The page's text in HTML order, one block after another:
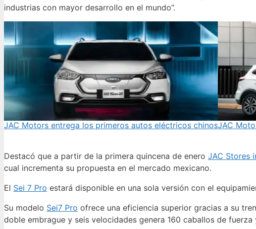
industrias con mayor desarrollo en el mundo”.
JAC Motors entrega los primeros autos eléctricos chinosJAC
Destacó que a partir de la primera quincena de enero JAC Stores
cual incrementa su propuesta en el mercado mexicano.
El Sei 7 Pro estará disponible en una sola versión con el
Su modelo Sei7 Pro ofrece una eficiencia superior gracias a su
doble embrague y seis velocidades genera 160 caballos de